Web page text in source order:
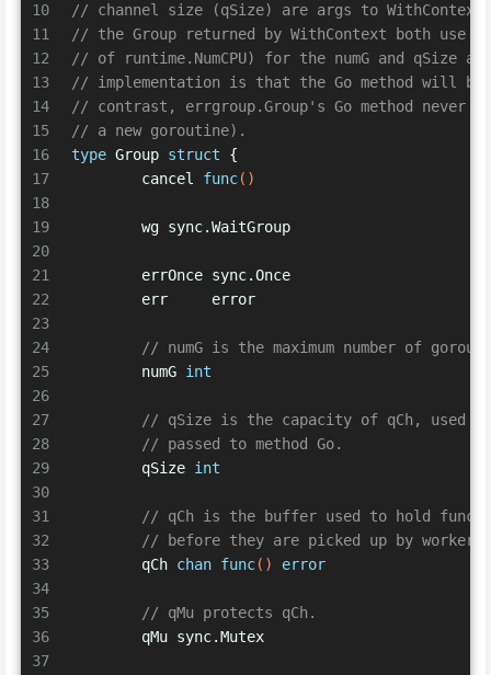
10
11
12
13
14
15
16
17
18
19
20
21
22
23
24
25
26
27
28
29
30
31
32
33
34
35
36
37
// channel size (qSize) are args to
// the Group returned by WithContext both use
// of runtime.NumCPU) for the numG and qSize
// implementation is that the Go method will
// contrast, errgroup.Group's Go method never
// a new goroutine).
type Group struct {
	cancel
func()
	wg sync.WaitGroup
	errOnce sync.Once
	err     error
// numG is the maximum number of
	numG
int
// qSize is the capacity of qCh, used
// passed to method Go.
	qSize
int
// qCh is the buffer used to hold funcs
// before they are picked up by worker
	qCh
chan func() error
// qMu protects qCh.
	qMu sync.Mutex